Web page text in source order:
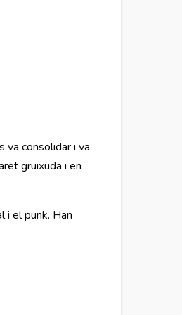
va consolidar i va
gruixuda i en
i el punk. Han